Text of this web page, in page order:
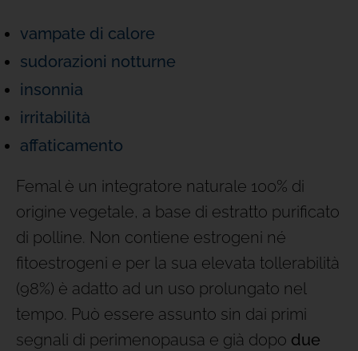
vampate di calore
sudorazioni notturne
insonnia
irritabilità
affaticamento
Femal è un integratore naturale 100% di
origine vegetale, a base di estratto purificato
di polline. Non contiene estrogeni né
fitoestrogeni e per la sua elevata tollerabilità
(98%) è adatto ad un uso prolungato nel
tempo. Può essere assunto sin dai primi
segnali di perimenopausa e già dopo due